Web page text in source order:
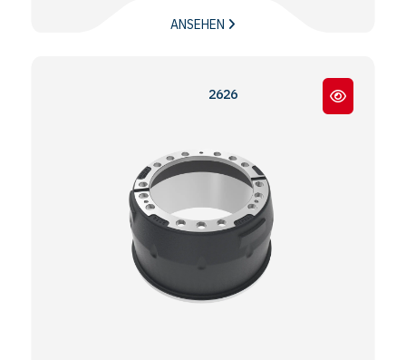
ANSEHEN
2626 -2628 - 2632 - 3027 - 3031